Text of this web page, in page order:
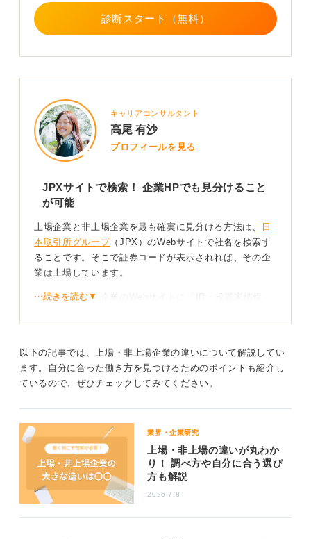
社の思うように経営ができるのです。
就職活動においては、上場企業か非上場企業かという基
う。
0
診断スタート（無料）
キャリアコンサルタント
高尾 有沙
プロフィールを見る
JPXサイトで検索！ 企業HPでも見分けること
が可能
上場企業と非上場企業を最も確実に見分ける方法は、
日
本取引所グループ（JPX）のWebサイトで社名を検索す
ることです。そこで証券コードが表示されれば、その企
業は上場しています。
そのほかにも、企業のWebサイトに「IR・投資家情報」
場」といった表記があるかでも判別可能です。
ただし、プロ投資家向けの株式市場である「TOKYO
PRO Market」など、例外的な市場もあるため注意が必
要でしょう。
上場企業は、情報開示による透明性や資金調達力、社会
的信用がメリットですが、ガバナンスが強化される分、
意思決定に時間がかかることがあります。
一方、非上場企業は、オーナーの迅速な判断で新規事業
に挑戦しやすいというメリットがありますが、情報が得
⋯続きを読む▼
以下の記事では、上場・非上場企業の違いについて解説してい
ます。自分に合った働き方を見つけるためのポイントも紹介し
ているので、ぜひチェックしてみてください。
業界・企業研究
上場・非上場の違いが丸わか
り！ 調べ方や自分に合う選び
方も解説
2026.7.8